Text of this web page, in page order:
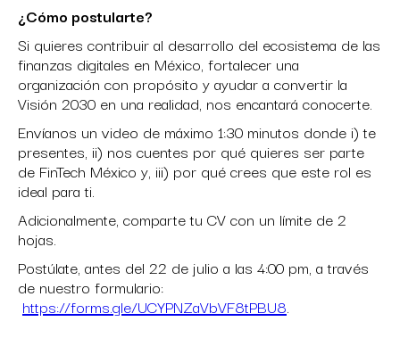
¿Cómo postularte?
Si quieres contribuir al desarrollo del ecosistema de las
finanzas digitales en México, fortalecer una
organización con propósito y ayudar a convertir la
Visión 2030 en una realidad, nos encantará conocerte.
Envíanos un video de máximo 1:30 minutos donde i) te
presentes, ii) nos cuentes por qué quieres ser parte
de FinTech México y, iii) por qué crees que este rol es
ideal para ti.
Adicionalmente, comparte tu CV con un límite de 2
hojas.
Postúlate, antes del 22 de julio a las 4:00 pm, a través
de nuestro formulario:
https://forms.gle/UCYPNZaVbVF8tPBU8.